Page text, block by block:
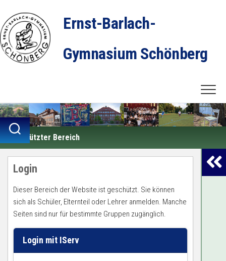
Inhalt
springen
Ernst-Barlach-
Gymnasium Schönberg
Geschützter Bereich
Login
Dieser Bereich der Website ist geschützt. Sie können
sich als Schüler, Elternteil oder Lehrer anmelden. Manche
Seiten sind nur für bestimmte Gruppen zugänglich.
Login mit IServ